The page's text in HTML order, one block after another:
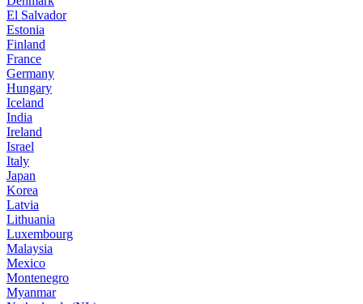
El Salvador
Estonia
Finland
France
Germany
Hungary
Iceland
India
Ireland
Israel
Italy
Japan
Korea
Latvia
Lithuania
Luxembourg
Malaysia
Mexico
Montenegro
Myanmar